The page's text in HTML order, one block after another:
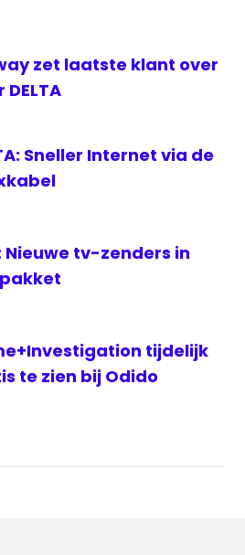
zet laatste klant over
Sneller Internet via de
Nieuwe tv-zenders in
tijdelijk
te zien bij Odido